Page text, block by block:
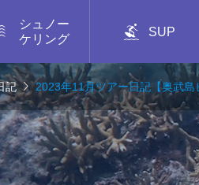
シュノー
ケリング
 SUP
記2023年11月ツアー日記【奥武島